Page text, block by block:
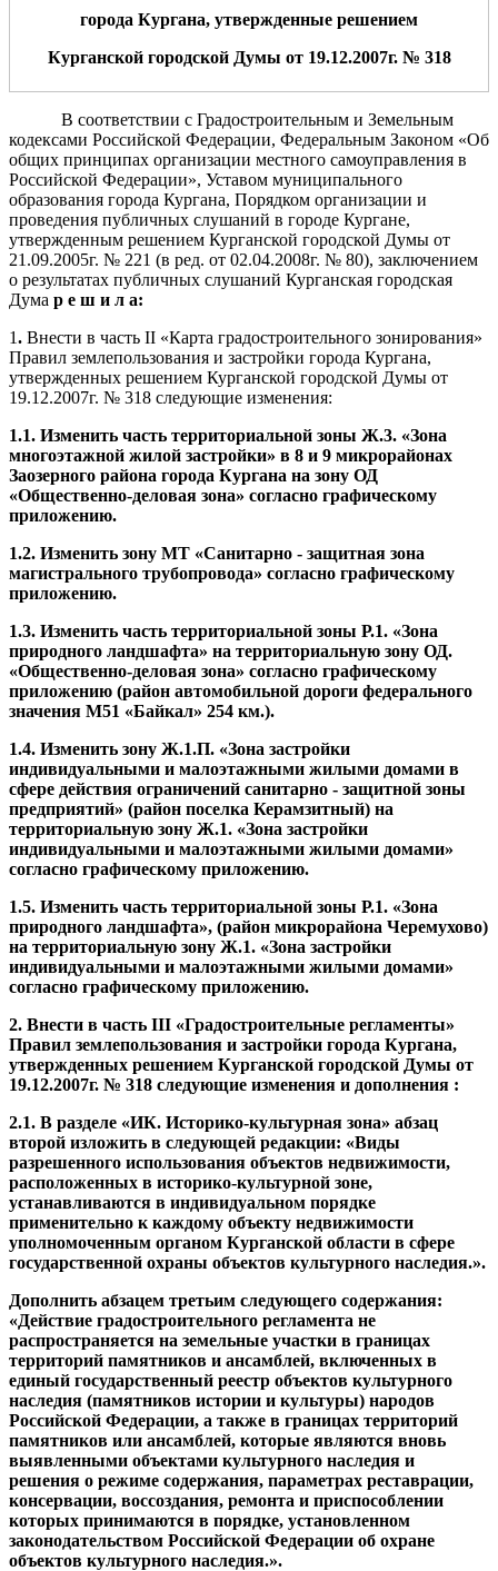
города Кургана, утвержденные решением
Курганской городской Думы от 19.12.2007г. № 318
В соответствии с Градостроительным и Земельным
кодексами Российской Федерации, Федеральным Законом «Об
общих принципах организации местного самоуправления в
Российской Федерации», Уставом муниципального
образования города Кургана, Порядком организации и
проведения публичных слушаний в городе Кургане,
утвержденным решением Курганской городской Думы от
21.09.2005г. № 221 (в ред. от 02.04.2008г. № 80), заключением
о результатах публичных слушаний Курганская городская
Дума р е ш и л а:
1. Внести в часть II «Карта градостроительного зонирования»
Правил землепользования и застройки города Кургана,
утвержденных решением Курганской городской Думы от
19.12.2007г. № 318 следующие изменения:
1.1. Изменить часть территориальной зоны Ж.3. «Зона
многоэтажной жилой застройки» в 8 и 9 микрорайонах
Заозерного района города Кургана на зону ОД
«Общественно-деловая зона» согласно графическому
приложению.
1.2. Изменить зону МТ «Санитарно - защитная зона
магистрального трубопровода» согласно графическому
приложению.
1.3. Изменить часть территориальной зоны Р.1. «Зона
природного ландшафта» на территориальную зону ОД.
«Общественно-деловая зона» согласно графическому
приложению (район автомобильной дороги федерального
значения М51 «Байкал» 254 км.).
1.4. Изменить зону Ж.1.П. «Зона застройки
индивидуальными и малоэтажными жилыми домами в
сфере действия ограничений санитарно - защитной зоны
предприятий» (район поселка Керамзитный) на
территориальную зону Ж.1. «Зона застройки
индивидуальными и малоэтажными жилыми домами»
согласно графическому приложению.
1.5. Изменить часть территориальной зоны Р.1. «Зона
природного ландшафта», (район микрорайона Черемухово)
на территориальную зону Ж.1. «Зона застройки
индивидуальными и малоэтажными жилыми домами»
согласно графическому приложению.
2. Внести в часть III «Градостроительные регламенты»
Правил землепользования и застройки города Кургана,
утвержденных решением Курганской городской Думы от
19.12.2007г. № 318 следующие изменения и дополнения :
2.1. В разделе «ИК. Историко-культурная зона» абзац
второй изложить в следующей редакции: «Виды
разрешенного использования объектов недвижимости,
расположенных в историко-культурной зоне,
устанавливаются в индивидуальном порядке
применительно к каждому объекту недвижимости
уполномоченным органом Курганской области в сфере
государственной охраны объектов культурного наследия.».
Дополнить абзацем третьим следующего содержания:
«Действие градостроительного регламента не
распространяется на земельные участки в границах
территорий памятников и ансамблей, включенных в
единый государственный реестр объектов культурного
наследия (памятников истории и культуры) народов
Российской Федерации, а также в границах территорий
памятников или ансамблей, которые являются вновь
выявленными объектами культурного наследия и
решения о режиме содержания, параметрах реставрации,
консервации, воссоздания, ремонта и приспособлении
которых принимаются в порядке, установленном
законодательством Российской Федерации об охране
объектов культурного наследия.».